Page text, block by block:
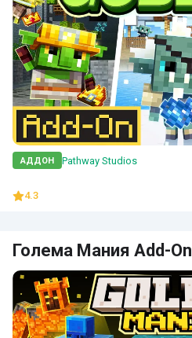
АДДОН Pathway Studios
4.3
Голема Мания Add-On